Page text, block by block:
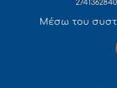
Mέσω του